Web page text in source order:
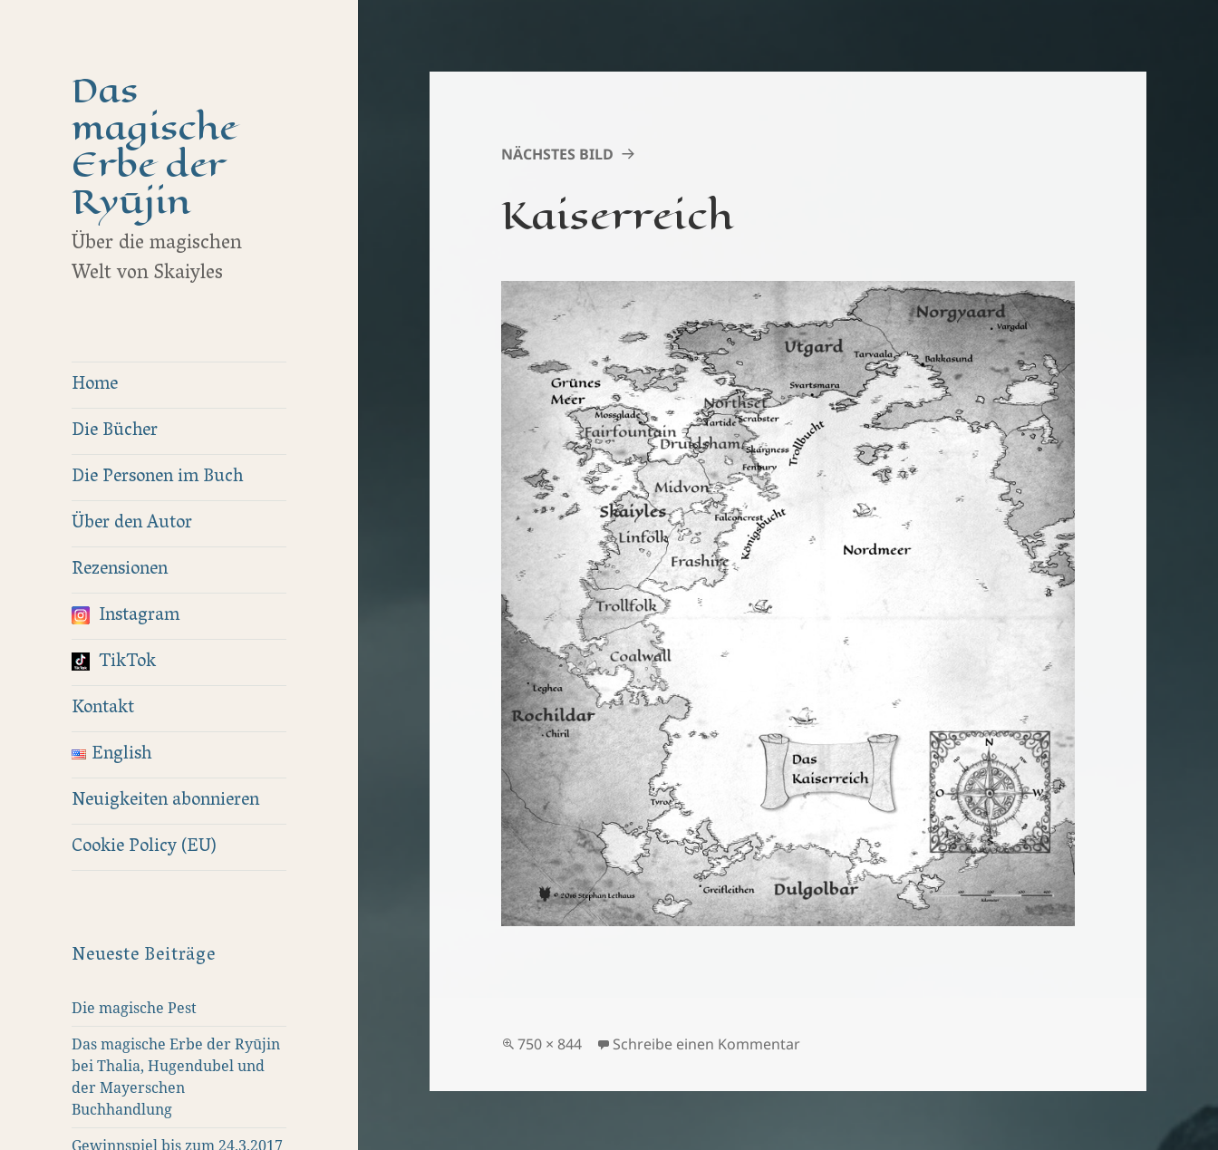
Das
magische
Erbe der
Ryūjin
Über die magischen
Welt von Skaiyles
Home
Die Bücher
Die Personen im Buch
Über den Autor
Rezensionen
Instagram
TikTok
Kontakt
English
Neuigkeiten abonnieren
Cookie Policy (EU)
Neueste Beiträge
Die magische Pest
Das magische Erbe der Ryūjin
bei Thalia, Hugendubel und
der Mayerschen
Buchhandlung
Gewinnspiel bis zum 24.3.2017
NÄCHSTES BILD
Kaiserreich
Volle
750 × 844 Schreibe einen Kommentarzu Kaiserreich